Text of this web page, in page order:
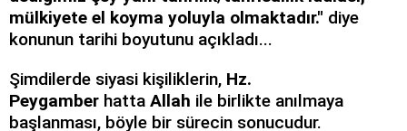
mülkiyete el koyma yoluyla olmaktadır." diye
konunun tarihi boyutunu açıkladı...
Şimdilerde siyasi kişiliklerin, Hz.
Peygamber hatta Allah ile birlikte anılmaya
başlanması, böyle bir sürecin sonucudur.